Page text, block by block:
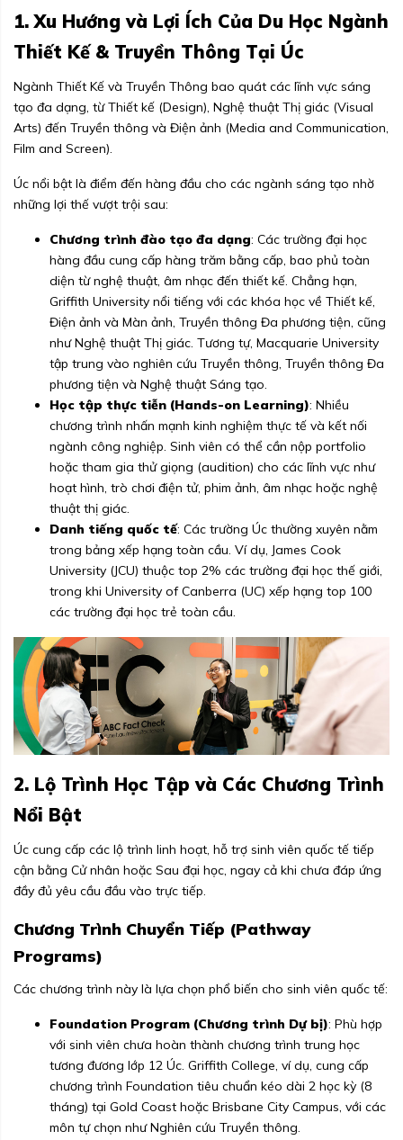
1. Xu Hướng và Lợi Ích Của Du Học Ngành
Thiết Kế & Truyền Thông Tại Úc
Ngành Thiết Kế và Truyền Thông bao quát các lĩnh vực sáng
tạo đa dạng, từ Thiết kế (Design), Nghệ thuật Thị giác (Visual
Arts) đến Truyền thông và Điện ảnh (Media and Communication,
Film and Screen).
Úc nổi bật là điểm đến hàng đầu cho các ngành sáng tạo nhờ
những lợi thế vượt trội sau:
Chương trình đào tạo đa dạng: Các trường đại học
hàng đầu cung cấp hàng trăm bằng cấp, bao phủ toàn
diện từ nghệ thuật, âm nhạc đến thiết kế. Chẳng hạn,
Griffith University nổi tiếng với các khóa học về Thiết kế,
Điện ảnh và Màn ảnh, Truyền thông Đa phương tiện, cũng
như Nghệ thuật Thị giác. Tương tự, Macquarie University
tập trung vào nghiên cứu Truyền thông, Truyền thông Đa
phương tiện và Nghệ thuật Sáng tạo.
Học tập thực tiễn (Hands-on Learning): Nhiều
chương trình nhấn mạnh kinh nghiệm thực tế và kết nối
ngành công nghiệp. Sinh viên có thể cần nộp portfolio
hoặc tham gia thử giọng (audition) cho các lĩnh vực như
hoạt hình, trò chơi điện tử, phim ảnh, âm nhạc hoặc nghệ
thuật thị giác.
Danh tiếng quốc tế: Các trường Úc thường xuyên nằm
trong bảng xếp hạng toàn cầu. Ví dụ, James Cook
University (JCU) thuộc top 2% các trường đại học thế giới,
trong khi University of Canberra (UC) xếp hạng top 100
các trường đại học trẻ toàn cầu.
2. Lộ Trình Học Tập và Các Chương Trình
Nổi Bật
Úc cung cấp các lộ trình linh hoạt, hỗ trợ sinh viên quốc tế tiếp
cận bằng Cử nhân hoặc Sau đại học, ngay cả khi chưa đáp ứng
đầy đủ yêu cầu đầu vào trực tiếp.
Chương Trình Chuyển Tiếp (Pathway
Programs)
Các chương trình này là lựa chọn phổ biến cho sinh viên quốc tế:
Foundation Program (Chương trình Dự bị): Phù hợp
với sinh viên chưa hoàn thành chương trình trung học
tương đương lớp 12 Úc. Griffith College, ví dụ, cung cấp
chương trình Foundation tiêu chuẩn kéo dài 2 học kỳ (8
tháng) tại Gold Coast hoặc Brisbane City Campus, với các
môn tự chọn như Nghiên cứu Truyền thông.